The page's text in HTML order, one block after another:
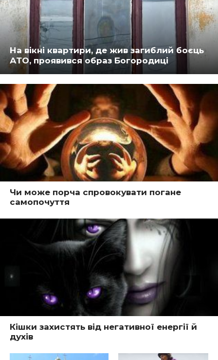
На вікні квартири, де жив загиблий боєць
АТО, проявився образ Богородиці
Чи може порча спровокувати погане
самопочуття
Кішки захистять від негативної енергії й
духів